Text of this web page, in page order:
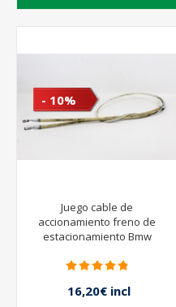
- 10%
Juego cable de
accionamiento freno de
estacionamiento Bmw
1990 a 1992
16,20€ incl